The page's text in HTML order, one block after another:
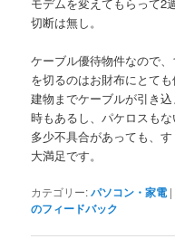
切断は無し。
ケーブル優待物件なので
を切るのはお財布にとても
建物までケーブルが引き
時もあるし、パケロスもな
多少不具合があっても、
大満足です。
カテゴリー:パソコン・家電 |
のフィードバック